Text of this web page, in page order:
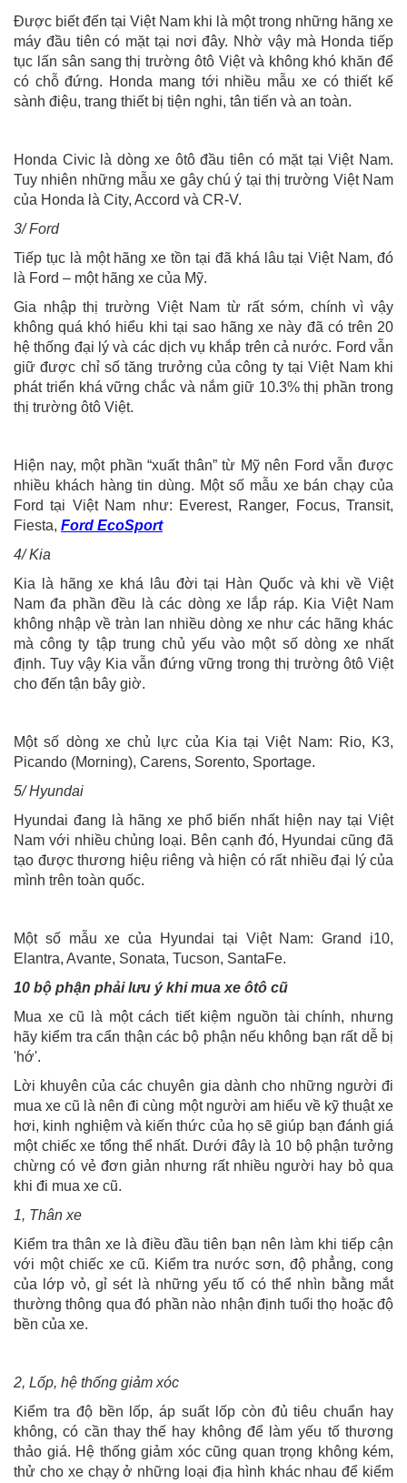
Được biết đến tại Việt Nam khi là một trong những hãng xe
máy đầu tiên có mặt tại nơi đây. Nhờ vậy mà Honda tiếp
tục lấn sân sang thị trường ôtô Việt và không khó khăn để
có chỗ đứng. Honda mang tới nhiều mẫu xe có thiết kế
sành điệu, trang thiết bị tiện nghi, tân tiến và an toàn.
Honda Civic là dòng xe ôtô đầu tiên có mặt tại Việt Nam.
Tuy nhiên những mẫu xe gây chú ý tại thị trường Việt Nam
của Honda là City, Accord và CR-V.
3/ Ford
Tiếp tục là một hãng xe tồn tại đã khá lâu tại Việt Nam, đó
là Ford – một hãng xe của Mỹ.
Gia nhập thị trường Việt Nam từ rất sớm, chính vì vậy
không quá khó hiểu khi tại sao hãng xe này đã có trên 20
hệ thống đại lý và các dịch vụ khắp trên cả nước. Ford vẫn
giữ được chỉ số tăng trưởng của công ty tại Việt Nam khi
phát triển khá vững chắc và nắm giữ 10.3% thị phần trong
thị trường ôtô Việt.
Hiện nay, một phần “xuất thân” từ Mỹ nên Ford vẫn được
nhiều khách hàng tin dùng. Một số mẫu xe bán chạy của
Ford tại Việt Nam như: Everest, Ranger, Focus, Transit,
Fiesta, Ford EcoSport
4/ Kia
Kia là hãng xe khá lâu đời tại Hàn Quốc và khi về Việt
Nam đa phần đều là các dòng xe lắp ráp. Kia Việt Nam
không nhập về tràn lan nhiều dòng xe như các hãng khác
mà công ty tập trung chủ yếu vào một số dòng xe nhất
định. Tuy vậy Kia vẫn đứng vững trong thị trường ôtô Việt
cho đến tận bây giờ.
Một số dòng xe chủ lực của Kia tại Việt Nam: Rio, K3,
Picando (Morning), Carens, Sorento, Sportage.
5/ Hyundai
Hyundai đang là hãng xe phổ biến nhất hiện nay tại Việt
Nam với nhiều chủng loại. Bên cạnh đó, Hyundai cũng đã
tạo được thương hiệu riêng và hiện có rất nhiều đại lý của
mình trên toàn quốc.
Một số mẫu xe của Hyundai tại Việt Nam: Grand i10,
Elantra, Avante, Sonata, Tucson, SantaFe.
10 bộ phận phải lưu ý khi mua xe ôtô cũ
Mua xe cũ là một cách tiết kiệm nguồn tài chính, nhưng
hãy kiểm tra cẩn thận các bộ phận nếu không bạn rất dễ bị
'hớ'.
Lời khuyên của các chuyên gia dành cho những người đi
mua xe cũ là nên đi cùng một người am hiểu về kỹ thuật xe
hơi, kinh nghiệm và kiến thức của họ sẽ giúp bạn đánh giá
một chiếc xe tổng thể nhất. Dưới đây là 10 bộ phận tưởng
chừng có vẻ đơn giản nhưng rất nhiều người hay bỏ qua
khi đi mua xe cũ.
1, Thân xe
Kiểm tra thân xe là điều đầu tiên bạn nên làm khi tiếp cận
với một chiếc xe cũ. Kiểm tra nước sơn, độ phẳng, cong
của lớp vỏ, gỉ sét là những yếu tố có thể nhìn bằng mắt
thường thông qua đó phần nào nhận định tuổi thọ hoặc độ
bền của xe.
2, Lốp, hệ thống giảm xóc
Kiểm tra độ bền lốp, áp suất lốp còn đủ tiêu chuẩn hay
không, có cần thay thế hay không để làm yếu tố thương
thảo giá. Hệ thống giảm xóc cũng quan trọng không kém,
thử cho xe chạy ở những loại địa hình khác nhau để kiểm